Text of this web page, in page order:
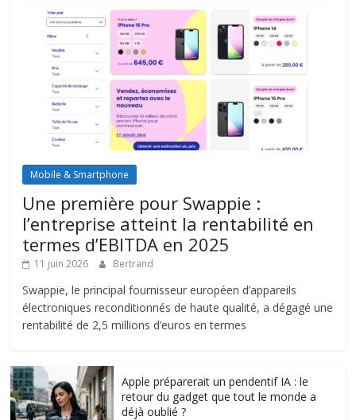
Mobile & Smartphone
Une première pour Swappie :
l’entreprise atteint la rentabilité en
termes d’EBITDA en 2025
11 juin 2026 Bertrand
Swappie, le principal fournisseur européen d’appareils
électroniques reconditionnés de haute qualité, a dégagé une
rentabilité de 2,5 millions d’euros en termes
Apple préparerait un pendentif IA : le
retour du gadget que tout le monde a
déjà oublié ?